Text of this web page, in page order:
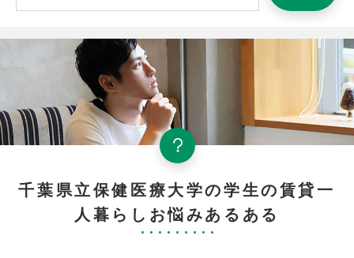
千葉県立保健医療大学の学生の賃貸一
人暮らしお悩みあるある